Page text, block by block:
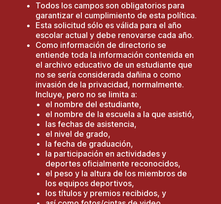
Todos los campos son obligatorios para
garantizar el cumplimiento de esta política.
Esta solicitud sólo es válida para el año
escolar actual y debe renovarse cada año.
Como información de directorio se
entiende toda la información contenida en
el archivo educativo de un estudiante que
no se sería considerada dañina o como
invasión de la privacidad, normalmente.
Incluye, pero no se limita a:
el nombre del estudiante,
el nombre de la escuela a la que asistió,
las fechas de asistencia,
el nivel de grado,
la fecha de graduación,
la participación en actividades y
deportes oficialmente reconocidos,
el peso y la altura de los miembros de
los equipos deportivos,
los títulos y premios recibidos, y